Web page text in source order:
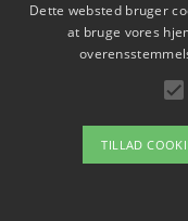
Bæredygtige
Om /
Dette websted bruger
at bruge vores
TILLAD